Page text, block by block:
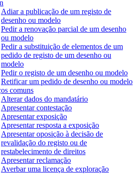
Adiar a publicação de um registo de
desenho ou modelo
Pedir a renovação parcial de um desenho
ou modelo
Pedir a substituição de elementos de um
pedido de registo de um desenho ou
modelo
Pedir o registo de um desenho ou modelo
Retificar um pedido de desenho ou modelo
comuns
Alterar dados do mandatário
Apresentar contestação
Apresentar exposição
Apresentar resposta a exposição
Apresentar oposição à decisão de
revalidação do registo ou de
restabelecimento de direitos
Apresentar reclamação
Averbar uma licença de exploração